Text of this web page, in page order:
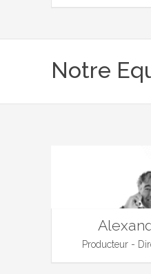
Notre
Producteur -